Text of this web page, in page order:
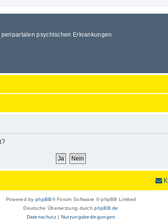
psychischen Erkrankungen
Powered byphpBB® Forum Software © phpBB Limited
Deutsche Übersetzung durchphpBB.de
Datenschutz| Nutzungsbedingungen